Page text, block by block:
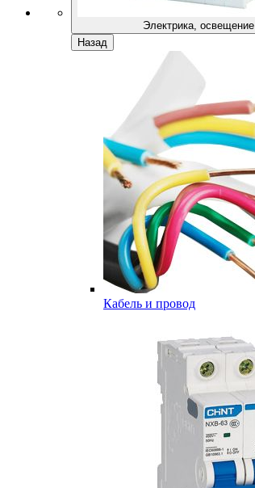
Электрика, освещение
Назад
Кабель и провод